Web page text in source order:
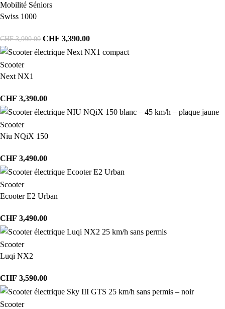
Mobilité Séniors
Swiss 1000
CHF3,990.00 CHF 3,390.00
Scooter
Next NX1
CHF 3,390.00
Scooter
Niu NQiX 150
CHF 3,490.00
Scooter
Ecooter E2 Urban
CHF 3,490.00
Scooter
Luqi NX2
CHF 3,590.00
Scooter